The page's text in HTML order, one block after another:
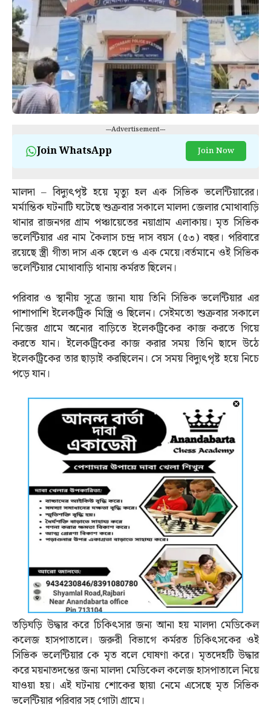
---Advertisement---
Join WhatsApp Join Now
মালদা – বিদ্যুত্‍পৃষ্ট হয়ে মৃত্যু হল এক সিভিক ভলেন্টিয়ারের।
মর্মান্তিক ঘটনাটি ঘটেছে শুক্রবার সকালে মালদা জেলার মোথাবাড়ি
থানার রাজনগর গ্রাম পঞ্চায়েতের নয়াগ্রাম এলাকায়। মৃত সিভিক
ভলেন্টিয়ার এর নাম কৈলাস চন্দ্র দাস বয়স (৫৩) বছর। পরিবারে
রয়েছে স্ত্রী গীতা দাস এক ছেলে ও এক মেয়ে।বর্তমানে ওই সিভিক
ভলেন্টিয়ার মোথাবাড়ি থানায় কর্মরত ছিলেন।
পরিবার ও স্থানীয় সূত্রে জানা যায় তিনি সিভিক ভলেন্টিয়ার এর
পাশাপাশি ইলেকট্রিক মিস্ত্রি ও ছিলেন। সেইমতো শুক্রবার সকালে
নিজের গ্রামে অন্যের বাড়িতে ইলেকট্রিকের কাজ করতে গিয়ে
করতে যান। ইলেকট্রিকের কাজ করার সময় তিনি ছাদে উঠে
ইলেকট্রিকের তার ছাড়াই করছিলেন। সে সময় বিদ্যুত্‍পৃষ্ট হয়ে নিচে
পড়ে যান।
তড়িঘড়ি উদ্ধার করে চিকিত্‍সার জন্য আনা হয় মালদা মেডিকেল
কলেজ হাসপাতালে। জরুরী বিভাগে কর্মরত চিকিত্‍সকের ওই
সিভিক ভলেন্টিয়ার কে মৃত বলে ঘোষণা করে। মৃতদেহটি উদ্ধার
করে ময়নাতদন্তের জন্য মালদা মেডিকেল কলেজ হাসপাতালে নিয়ে
যাওয়া হয়। এই ঘটনায় শোকের ছায়া নেমে এসেছে মৃত সিভিক
ভলেন্টিয়ার পরিবার সহ গোটা গ্রামে।